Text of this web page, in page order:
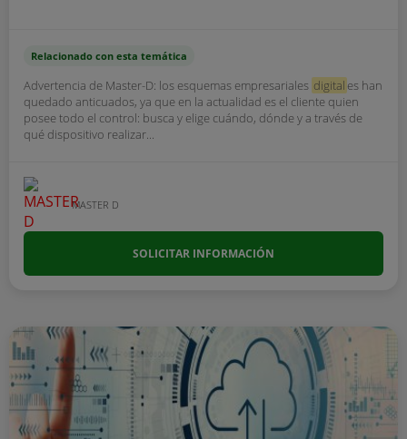
Relacionado con esta temática
Advertencia de Master-D: los esquemas empresariales digital es han
quedado anticuados, ya que en la actualidad es el cliente quien
posee todo el control: busca y elige cuándo, dónde y a través de
qué dispositivo realizar...
MASTER D
SOLICITAR INFORMACIÓN